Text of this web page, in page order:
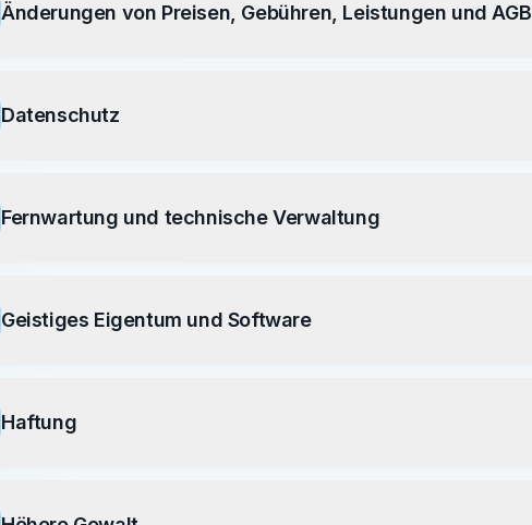
Änderungen von Preisen, Gebühren, Leistungen und AGB
Datenschutz
Fernwartung und technische Verwaltung
Geistiges Eigentum und Software
Haftung